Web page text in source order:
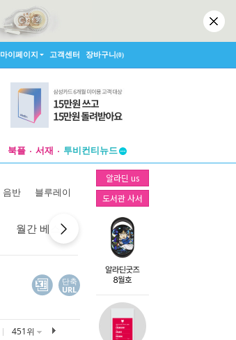
마이페이지 고객센터 장바구니(0)
북플 서재
투비컨티뉴드
창작플랫폼
투비컨티뉴드
알라딘 us
도서관 사서
음반 블루레이
월간 베스트 역대 베스트
단축
URL
451위